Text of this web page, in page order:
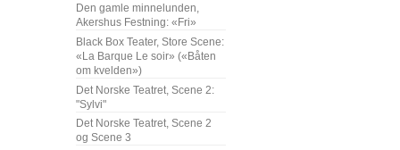
Den gamle minnelunden,
Akershus Festning: «Fri»
Black Box Teater, Store Scene:
«La Barque Le soir» («Båten
om kvelden»)
Det Norske Teatret, Scene 2:
"Sylvi"
Det Norske Teatret, Scene 2
og Scene 3